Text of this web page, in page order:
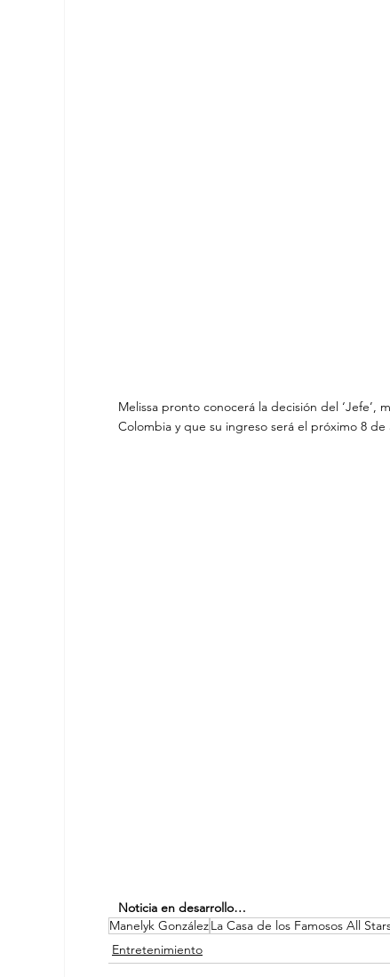
Melissa pronto conocerá la decisión del ‘Jefe’,
Colombia y que su ingreso será el próximo 8 de
Noticia en desarrollo…
Manelyk GonzálezLa Casa de los Famosos All
Entretenimiento